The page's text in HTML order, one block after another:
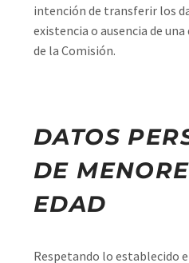
intención de transferir los
existencia o ausencia de
de la Comisión.
DATOS
DE
EDAD
Respetando lo establecido